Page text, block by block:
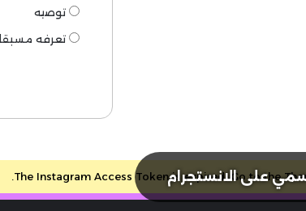
توصيه
تعرفه مسبقا
على الانستجرام
The Instagram Access Token is expired, Go to the